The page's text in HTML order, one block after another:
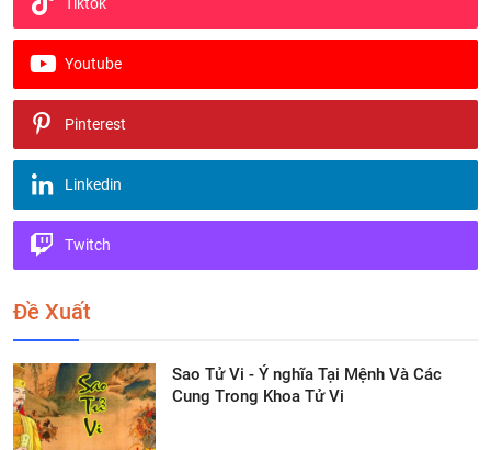
Tiktok
Youtube
Pinterest
Linkedin
Twitch
Đề Xuất
Sao Tử Vi - Ý nghĩa Tại Mệnh Và Các
Cung Trong Khoa Tử Vi